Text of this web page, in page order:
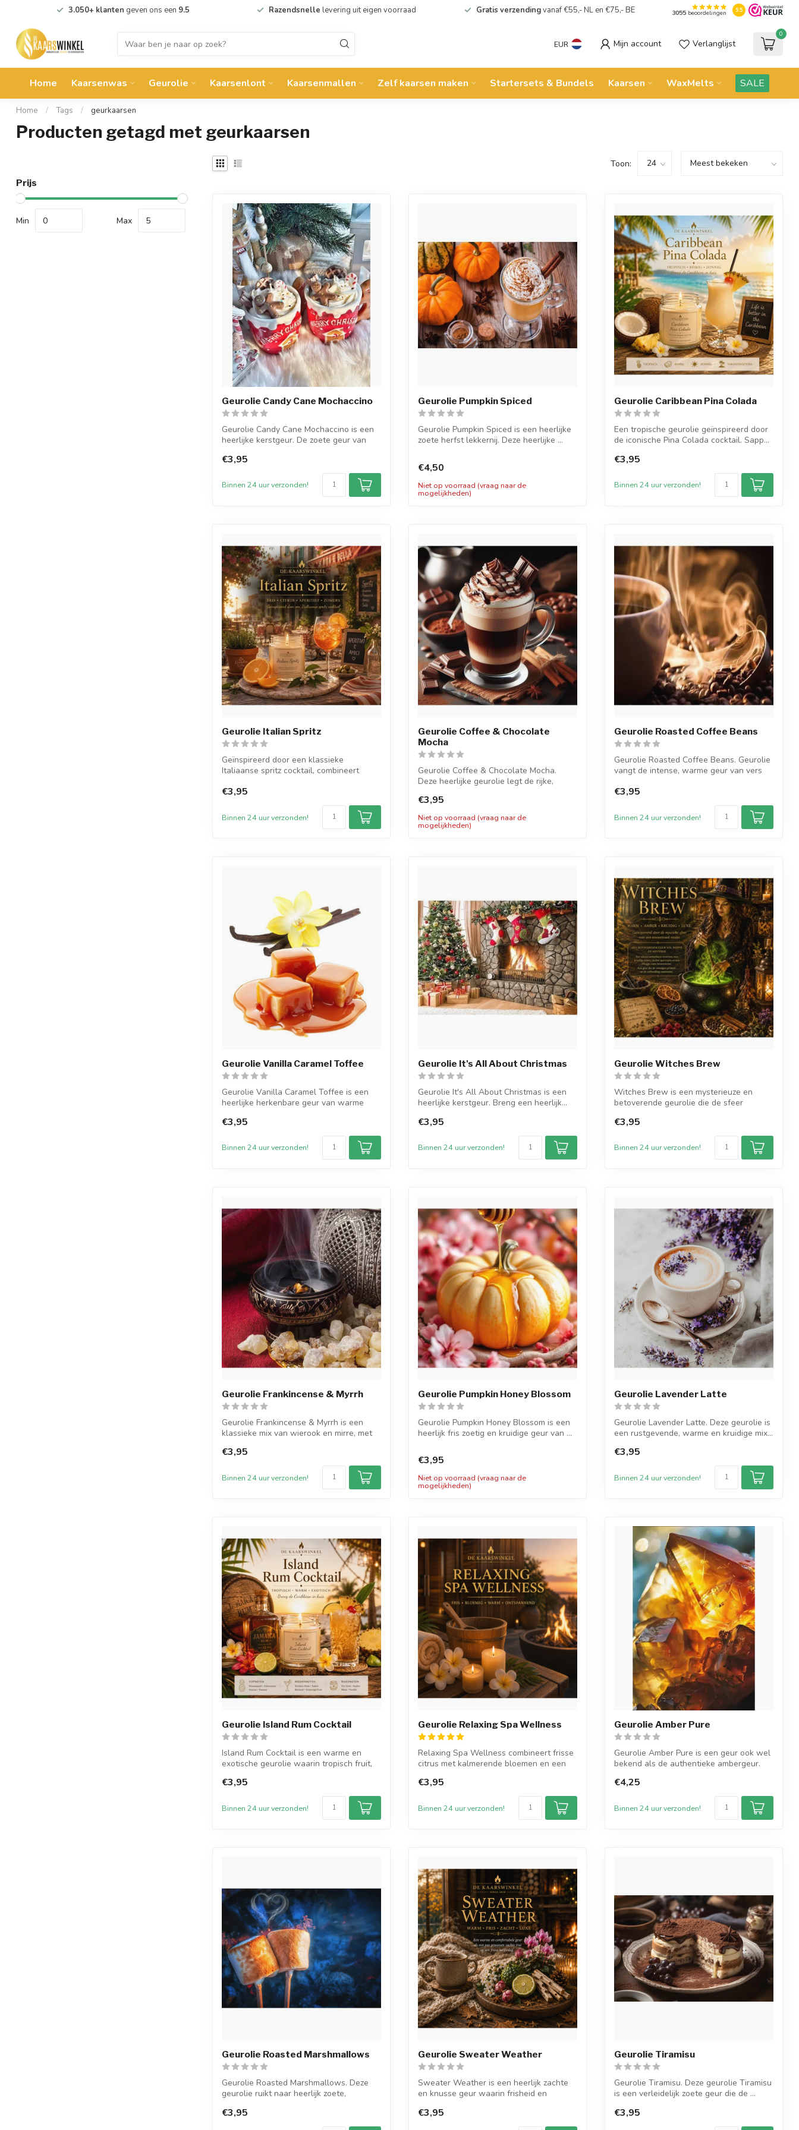
3.050+ klanten geven ons een 9.5 Razendsnelle levering uit eigen voorraad Gratis verzendingvanaf €55,- NL en €75,- BE 3055beoordelingen 9.5
EUR Mijn account Verlanglijst
0
Home Kaarsenwas Geurolie Kaarsenlont Kaarsenmallen Zelf kaarsen maken Startersets & Bundels Kaarsen WaxMelts SALE
Home / Tags / geurkaarsen
Producten getagd met geurkaarsen
Prijs
Min Max
Toon:
Geurolie Candy Cane Mochaccino
Geurolie Candy Cane Mochaccino is een
heerlijke kerstgeur. De zoete geur van
€3,95
Binnen 24 uur verzonden!
Geurolie Pumpkin Spiced
Geurolie Pumpkin Spiced is een heerlijke
zoete herfst lekkernij. Deze heerlijke ...
€4,50
Niet op voorraad (vraag naar de
mogelijkheden)
Geurolie Caribbean Pina Colada
Een tropische geurolie geïnspireerd door
de iconische Pina Colada cocktail. Sapp...
€3,95
Binnen 24 uur verzonden!
Geurolie Italian Spritz
Geïnspireerd door een klassieke
Italiaanse spritz cocktail, combineert
€3,95
Binnen 24 uur verzonden!
Geurolie Coffee & Chocolate
Mocha
Geurolie Coffee & Chocolate Mocha.
Deze heerlijke geurolie legt de rijke,
€3,95
Niet op voorraad (vraag naar de
mogelijkheden)
Geurolie Roasted Coffee Beans
Geurolie Roasted Coffee Beans. Geurolie
vangt de intense, warme geur van vers
€3,95
Binnen 24 uur verzonden!
Geurolie Vanilla Caramel Toffee
Geurolie Vanilla Caramel Toffee is een
heerlijke herkenbare geur van warme
€3,95
Binnen 24 uur verzonden!
Geurolie It's All About Christmas
Geurolie It's All About Christmas is een
heerlijke kerstgeur. Breng een heerlijk...
€3,95
Binnen 24 uur verzonden!
Geurolie Witches Brew
Witches Brew is een mysterieuze en
betoverende geurolie die de sfeer
€3,95
Binnen 24 uur verzonden!
Geurolie Frankincense & Myrrh
Geurolie Frankincense & Myrrh is een
klassieke mix van wierook en mirre, met
€3,95
Binnen 24 uur verzonden!
Geurolie Pumpkin Honey Blossom
Geurolie Pumpkin Honey Blossom is een
heerlijk fris zoetig en kruidige geur van ...
€3,95
Niet op voorraad (vraag naar de
mogelijkheden)
Geurolie Lavender Latte
Geurolie Lavender Latte. Deze geurolie is
een rustgevende, warme en kruidige mix...
€3,95
Binnen 24 uur verzonden!
Geurolie Island Rum Cocktail
Island Rum Cocktail is een warme en
exotische geurolie waarin tropisch fruit,
€3,95
Binnen 24 uur verzonden!
Geurolie Relaxing Spa Wellness
Relaxing Spa Wellness combineert frisse
citrus met kalmerende bloemen en een
€3,95
Binnen 24 uur verzonden!
Geurolie Amber Pure
Geurolie Amber Pure is een geur ook wel
bekend als de authentieke ambergeur.
€4,25
Binnen 24 uur verzonden!
Geurolie Roasted Marshmallows
Geurolie Roasted Marshmallows. Deze
geurolie ruikt naar heerlijk zoete,
€3,95
Geurolie Sweater Weather
Sweater Weather is een heerlijk zachte
en knusse geur waarin frisheid en
€3,95
Geurolie Tiramisu
Geurolie Tiramisu. Deze geurolie Tiramisu
is een verleidelijk zoete geur die de ...
€3,95